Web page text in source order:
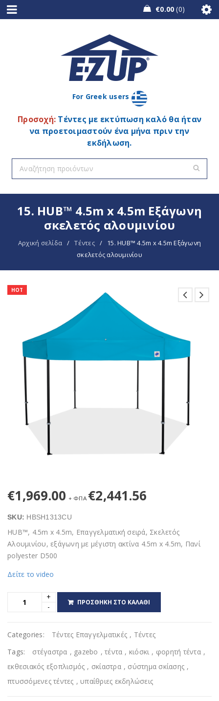
€0.00 0
For Greek users
Προσοχή: Τέντες με εκτύπωση καλό θα ήταν
να προετοιμαστούν ένα μήνα πριν την
εκδήλωση.
15. HUB™ 4.5m x 4.5m Εξάγωνη
σκελετός αλουμινίου
Αρχική σελίδα / Tέντες /
15. HUB™ 4.5m x 4.5m Εξάγωνη
σκελετός αλουμινίου
HOT
€1,969.00 + ΦΠΑ €2,441.56
SKU: HBSH1313CU
HUB™, 4.5m x 4.5m, Επαγγελματική σειρά, Σκελετός
Αλουμινίου, εξάγωνη με μέγιστη ακτίνα 4.5m x 4.5m, Πανί
polyester D500
Δείτε το video
ΠΡΟΣΘΉΚΗ ΣΤΟ ΚΑΛΆΘΙ
Categories: Τέντες Επαγγελματικές , Tέντες
Tags:
στέγαστρα , gazebo , τέντα , κιόσκι , φορητή τέντα ,
εκθεσιακός εξοπλισμός , σκίαστρα , σύστημα σκίασης ,
πτυσσόμενες τέντες , υπαίθριες εκδηλώσεις